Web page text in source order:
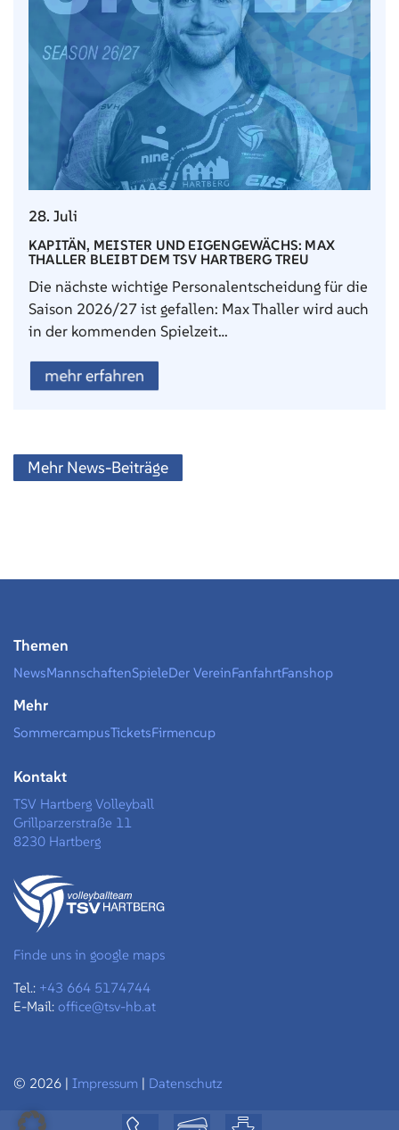
28. Juli
KAPITÄN, MEISTER UND EIGENGEWÄCHS: MAX
THALLER BLEIBT DEM TSV HARTBERG TREU
Die nächste wichtige Personalentscheidung für die
Saison 2026/27 ist gefallen: Max Thaller wird auch
in der kommenden Spielzeit…
mehr erfahren
Mehr News-Beiträge
Finde uns in google maps
Tel.: +43 664 5174744
E-Mail: office@tsv-hb.at
© 2026 | Impressum | Datenschutz
Themen
NewsMannschaftenSpieleDer VereinFanfahrtFanshop
Mehr
SommercampusTicketsFirmencup
Kontakt
TSV Hartberg Volleyball
Grillparzerstraße 11
8230 Hartberg